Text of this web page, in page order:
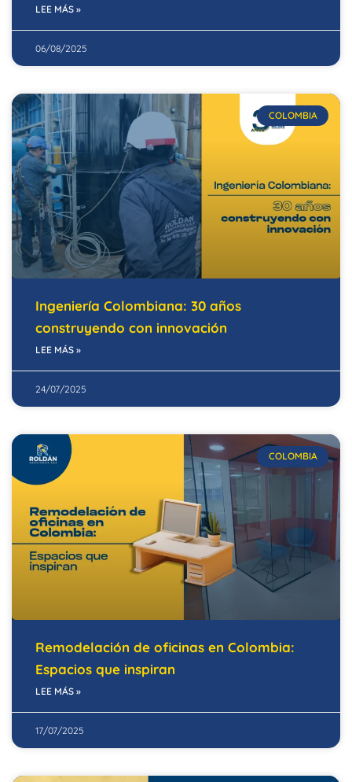
LEE MÁS »
06/08/2025
COLOMBIA
Ingeniería Colombiana: 30 años
construyendo con innovación
LEE MÁS »
24/07/2025
COLOMBIA
Remodelación de oficinas en Colombia:
Espacios que inspiran
LEE MÁS »
17/07/2025